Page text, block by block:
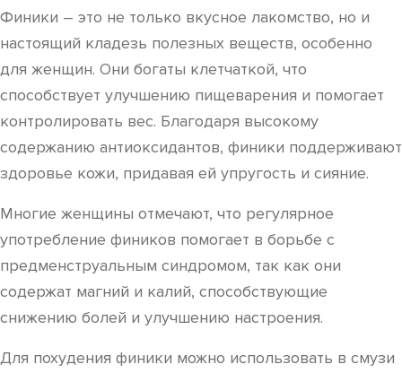
Финики – это не только вкусное лакомство, но и
настоящий кладезь полезных веществ, особенно
для женщин. Они богаты клетчаткой, что
способствует улучшению пищеварения и помогает
контролировать вес. Благодаря высокому
содержанию антиоксидантов, финики поддерживают
здоровье кожи, придавая ей упругость и сияние.
Многие женщины отмечают, что регулярное
употребление фиников помогает в борьбе с
предменструальным синдромом, так как они
содержат магний и калий, способствующие
снижению болей и улучшению настроения.
Для похудения финики можно использовать в смузи